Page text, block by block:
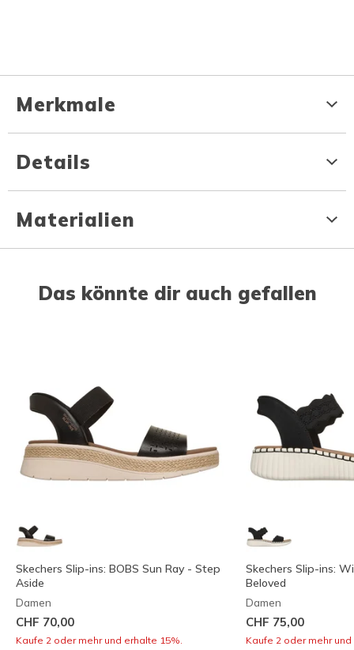
Merkmale
Details
Materialien
Das könnte dir auch gefallen
Skechers Slip-ins: BOBS Sun Ray - Step
Aside
Damen
CHF 70,00
Kaufe 2 oder mehr und erhalte 15%.
Skechers Slip-ins:
Beloved
Damen
CHF 75,00
Kaufe 2 oder mehr